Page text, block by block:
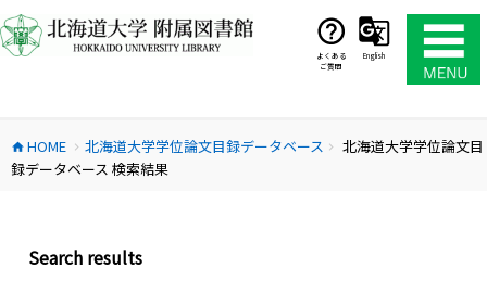
ン
テ
ス
キ
よくある
ご質問
English
home HOME chevron_right 北海道大学学位論文目録データベース chevron_right
北海道大学学位論文目
録データベース 検索結果
Search results